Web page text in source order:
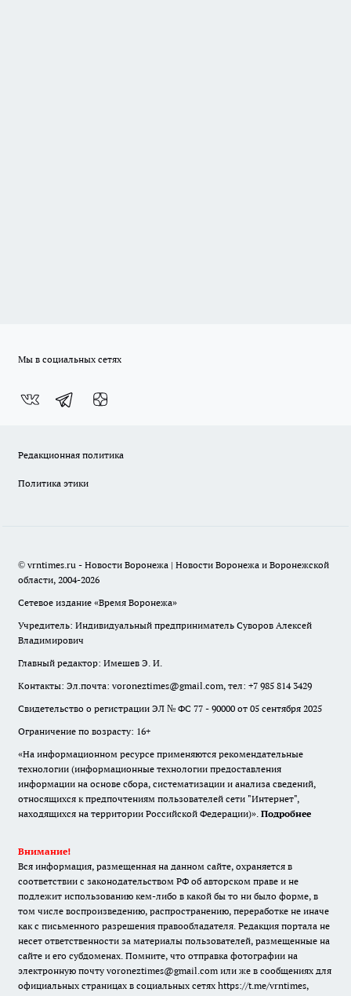
Мы в социальных сетях
Редакционная политика
Политика этики
© vrntimes.ru - Новости Воронежа | Новости Воронежа и Воронежской
области, 2004-2026
Сетевое издание «Время Воронежа»
Учредитель: Индивидуальный предприниматель Суворов Алексей
Владимирович
Главный редактор: Имешев Э. И.
Контакты: Эл.почта: voroneztimes@gmail.com, тел: +7 985 814 3429
Свидетельство о регистрации ЭЛ № ФС 77 - 90000 от 05 сентября 2025
Ограничение по возрасту: 16+
«На информационном ресурсе применяются рекомендательные
технологии (информационные технологии предоставления
информации на основе сбора, систематизации и анализа сведений,
относящихся к предпочтениям пользователей сети "Интернет",
находящихся на территории Российской Федерации)». Подробнее
Внимание!
Вся информация, размещенная на данном сайте, охраняется в
соответствии с законодательством РФ об авторском праве и не
подлежит использованию кем-либо в какой бы то ни было форме, в
том числе воспроизведению, распространению, переработке не иначе
как с письменного разрешения правообладателя. Редакция портала не
несет ответственности за материалы пользователей, размещенные на
сайте и его субдоменах. Помните, что отправка фотографии на
электронную почту voroneztimes@gmail.com или же в сообщениях для
официальных страницах в социальных сетях https://t.me/vrntimes,